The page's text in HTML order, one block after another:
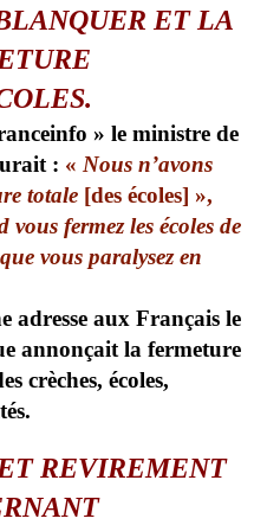
ET LA
» le ministre de
: « Nous n’avons
totale [des écoles] »,
vous fermez les écoles de
vous paralysez en
adresse aux Français le
annonçait la fermeture
crèches, écoles,
REVIREMENT